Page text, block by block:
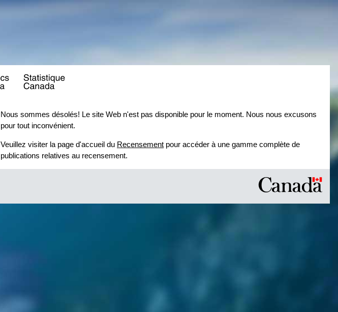
Nous sommes désolés! Le site Web n'est pas disponible pour le moment. Nous nous excusons
pour tout inconvénient.
Veuillez visiter la page d'accueil du Recensementpour accéder à une gamme complète de
publications relatives au recensement.